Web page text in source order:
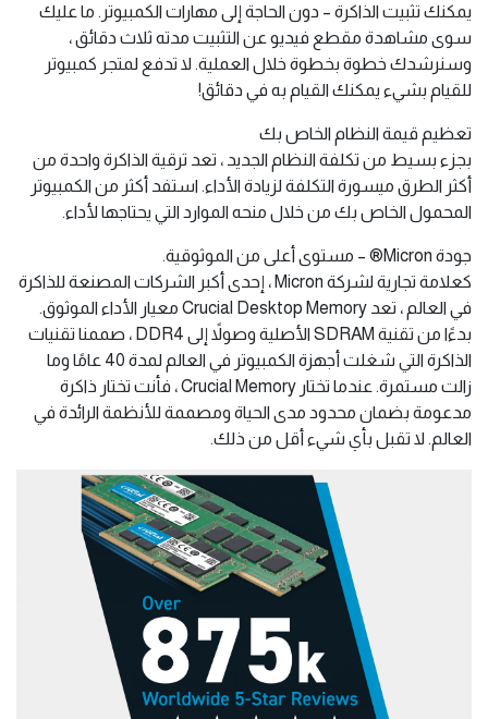
يمكنك تثبيت الذاكرة – دون الحاجة إلى مهارات الكمبيوتر. ما عليك
سوى مشاهدة مقطع فيديو عن التثبيت مدته ثلاث دقائق ،
وسنرشدك خطوة بخطوة خلال العملية. لا تدفع لمتجر كمبيوتر
للقيام بشيء يمكنك القيام به في دقائق!
تعظيم قيمة النظام الخاص بك
بجزء بسيط من تكلفة النظام الجديد ، تعد ترقية الذاكرة واحدة من
أكثر الطرق ميسورة التكلفة لزيادة الأداء. استفد أكثر من الكمبيوتر
المحمول الخاص بك من خلال منحه الموارد التي يحتاجها لأداء.
جودة Micron® – مستوى أعلى من الموثوقية.
كعلامة تجارية لشركة Micron ، إحدى أكبر الشركات المصنعة للذاكرة
في العالم ، تعد Crucial Desktop Memory معيار الأداء الموثوق.
بدءًا من تقنية SDRAM الأصلية وصولاً إلى DDR4 ، صممنا تقنيات
الذاكرة التي شغلت أجهزة الكمبيوتر في العالم لمدة 40 عامًا وما
زالت مستمرة. عندما تختار Crucial Memory ، فأنت تختار ذاكرة
مدعومة بضمان محدود مدى الحياة ومصممة للأنظمة الرائدة في
العالم. لا تقبل بأي شيء أقل من ذلك.